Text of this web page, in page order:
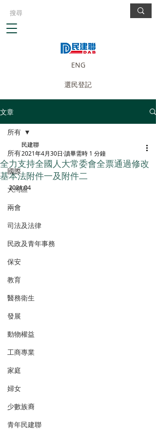
ENG
選民登記
文章
所有
國際
大灣區
兩會
司法及法律
民政及青年事務
保安
教育
醫務衛生
發展
動物權益
工商專業
家庭
婦女
少數族裔
青年民建聯
所有
全力支持全國人大常委會全票通過修改
基本法附件一及附件二
民建聯
2021年4月30日 讀畢需時 1 分鐘
2021.04